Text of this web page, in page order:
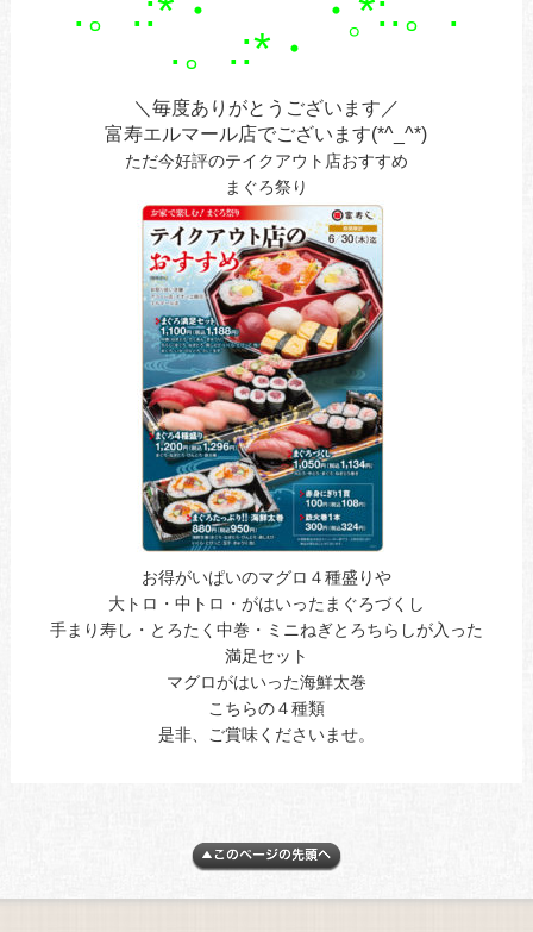
.。.:*・゜゜・*:.。.
.。.:*・゜
＼毎度ありがとうございます／
富寿エルマール店でございます(*^_^*)
ただ今好評のテイクアウト店おすすめ
まぐろ祭り
お得がいぱいのマグロ４種盛りや
大トロ・中トロ・がはいったまぐろづくし
手まり寿し・とろたく中巻・ミニねぎとろちらしが入った
満足セット
マグロがはいった海鮮太巻
こちらの４種類
是非、ご賞味くださいませ。